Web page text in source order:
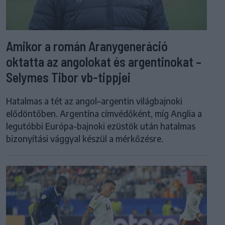
Amikor a román Aranygeneráció
oktatta az angolokat és argentinokat –
Selymes Tibor vb-tippjei
Hatalmas a tét az angol–argentin világbajnoki
elődöntőben. Argentína címvédőként, míg Anglia a
legutóbbi Európa-bajnoki ezüstök után hatalmas
bizonyítási vággyal készül a mérkőzésre.